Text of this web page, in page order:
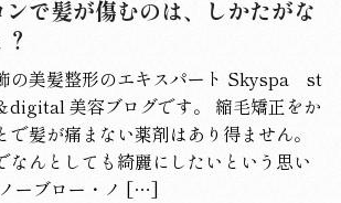
ンで髪が傷むのは、しかたがな
の美髪整形のエキスパート Skyspa st
美容ブログです。 縮毛矯正をか
で髪が痛まない薬剤はあり得ません。
なんとしても綺麗にしたいという思い
ーブロー・ノ […]